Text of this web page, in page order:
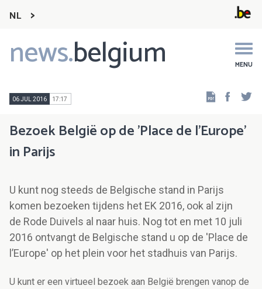
NL
news.belgium MENU
Main
navigation
06 JUL 2016 17:17
Bezoek België op de 'Place de l’Europe'
in Parijs
U kunt nog steeds de Belgische stand in Parijs
komen bezoeken tijdens het EK 2016, ook al zijn
de Rode Duivels al naar huis. Nog tot en met 10 juli
2016 ontvangt de Belgische stand u op de 'Place de
l’Europe' op het plein voor het stadhuis van Parijs.
U kunt er een virtueel bezoek aan België brengen vanop de